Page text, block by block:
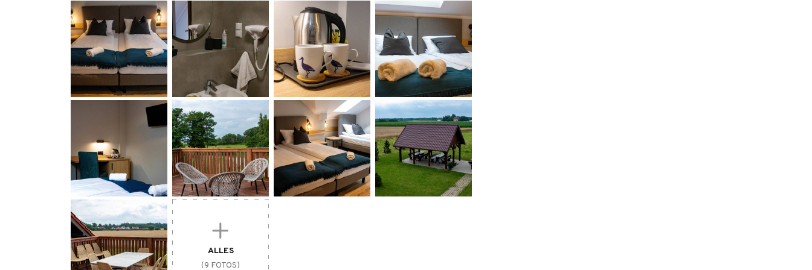
- kostenloser Internetzugang / Wifi
- Rauchverbot
- kostenloses Informationsmaterial
- Verkauf von touristischen Publikationen
- Parkplatz für Autos für mehr als 24 Stunden
EINRICHTUNGEN FÜR RADFAHRER:
- Fahrradständer
- sichere, kostenlose Fahrradabstellplätze
- Fahrradraum (abschließbare Garage für Fahrräder über Nacht)
- Ersatzteil- oder Serviceliste
ALLES
(9 FOTOS)